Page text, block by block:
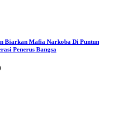
Biarkan Mafia Narkoba Di Puntun
Penerus Bangsa